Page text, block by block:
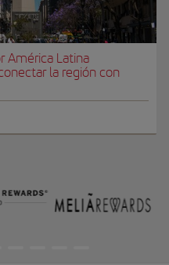
América Latina
la región con